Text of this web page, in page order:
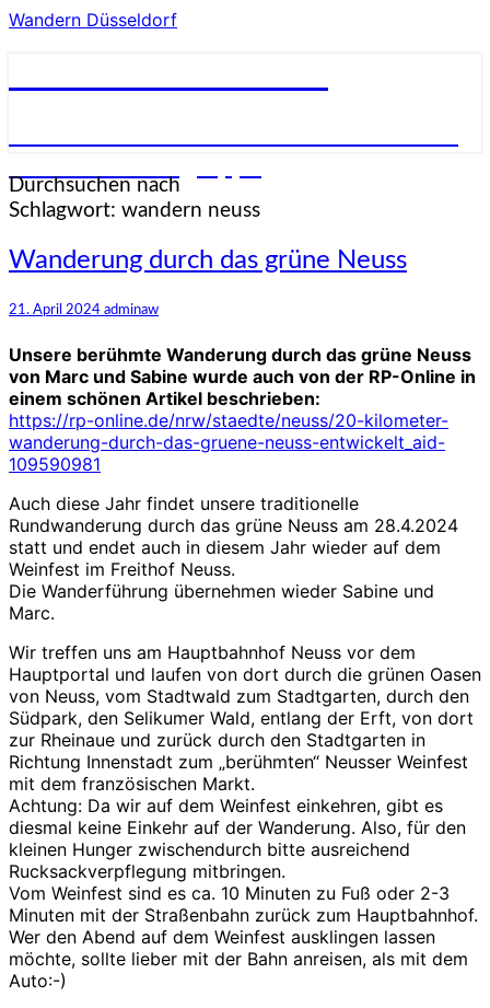
Wandern Düsseldorf
Durchsuchen nach
Schlagwort: wandern neuss
Wanderung
durch
das
grüne
Neuss
Wanderung durch das grüne Neuss
21. April 2024 adminaw
Unsere berühmte Wanderung durch das grüne Neuss
von Marc und Sabine wurde auch von der RP-Online in
einem schönen Artikel beschrieben:
https://rp-online.de/nrw/staedte/neuss/20-kilometer-
wanderung-durch-das-gruene-neuss-entwickelt_aid-
109590981
Auch diese Jahr findet unsere traditionelle
Rundwanderung durch das grüne Neuss am 28.4.2024
statt und endet auch in diesem Jahr wieder auf dem
Weinfest im Freithof Neuss.
Die Wanderführung übernehmen wieder Sabine und
Marc.
Wir treffen uns am Hauptbahnhof Neuss vor dem
Hauptportal und laufen von dort durch die grünen Oasen
von Neuss, vom Stadtwald zum Stadtgarten, durch den
Südpark, den Selikumer Wald, entlang der Erft, von dort
zur Rheinaue und zurück durch den Stadtgarten in
Richtung Innenstadt zum „berühmten“ Neusser Weinfest
mit dem französischen Markt.
Achtung: Da wir auf dem Weinfest einkehren, gibt es
diesmal keine Einkehr auf der Wanderung. Also, für den
kleinen Hunger zwischendurch bitte ausreichend
Rucksackverpflegung mitbringen.
Vom Weinfest sind es ca. 10 Minuten zu Fuß oder 2-3
Minuten mit der Straßenbahn zurück zum Hauptbahnhof.
Wer den Abend auf dem Weinfest ausklingen lassen
möchte, sollte lieber mit der Bahn anreisen, als mit dem
Auto:-)